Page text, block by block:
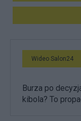
Wideo Salon24
Burza po
kibola? To